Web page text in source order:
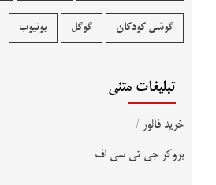
گوشی کودکان گوگل یوتیوب
تبلیغات متنی
خرید فالور /
بروکر جی تی سی اف